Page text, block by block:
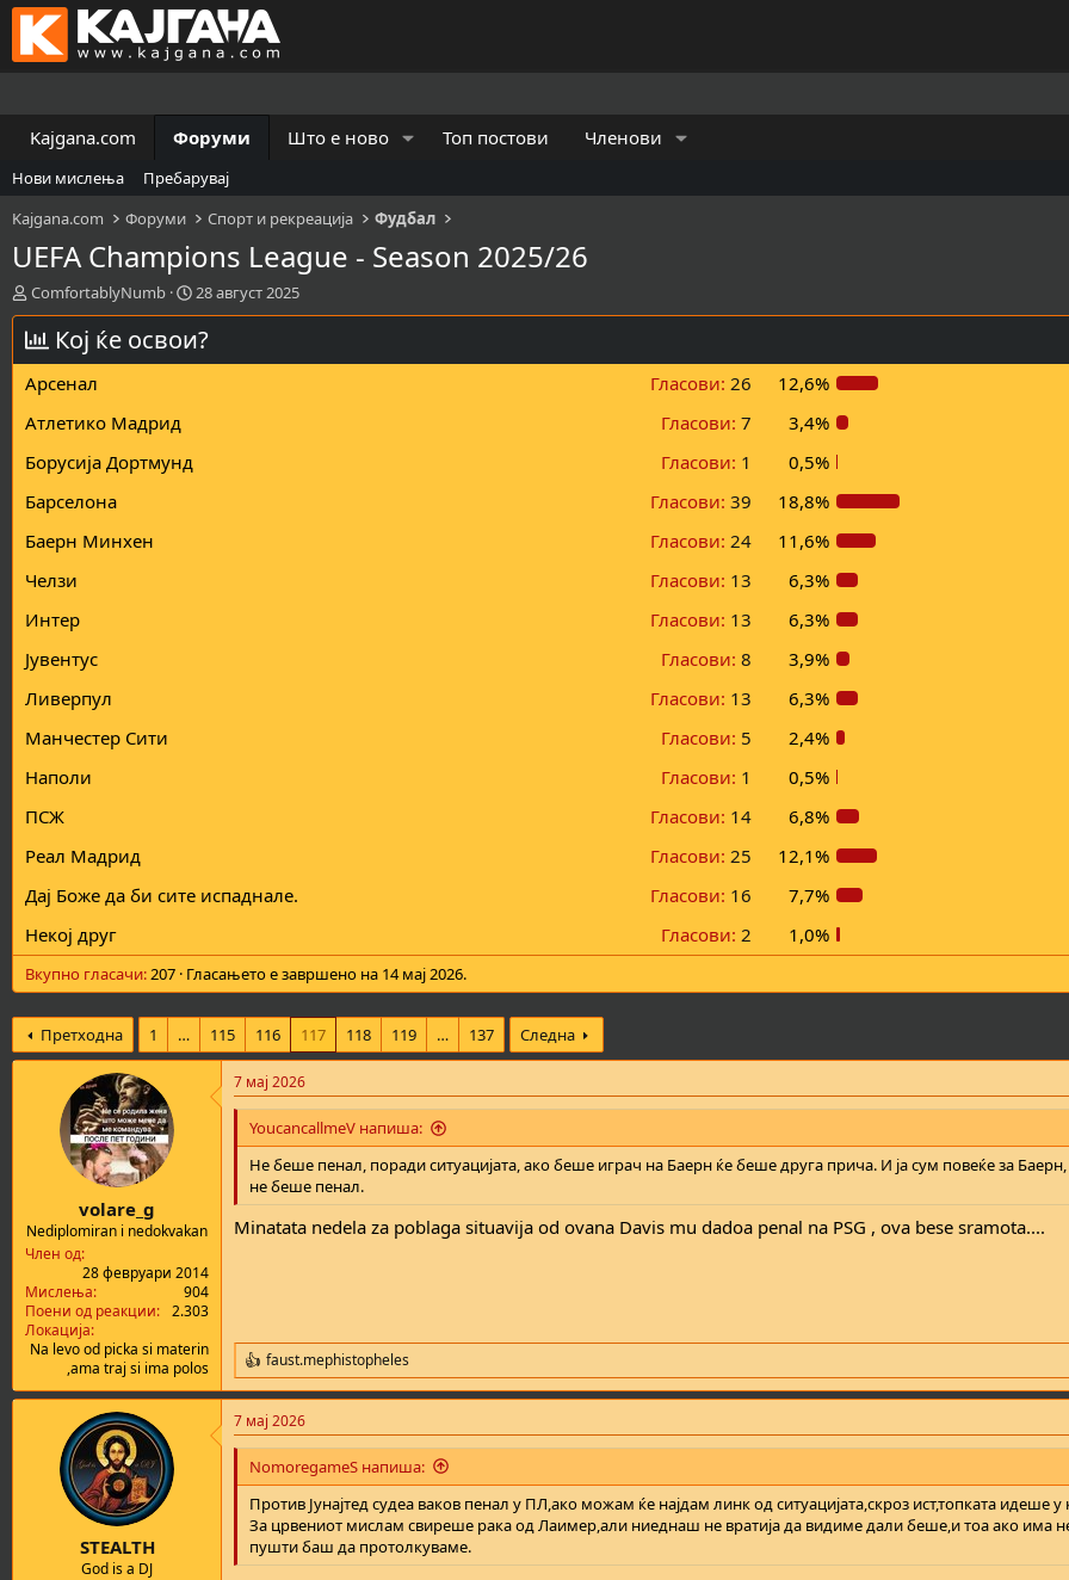
Kajgana.com Форуми Што е ново Топ постови Членови
Нови мислења
Пребарувај
Kajgana.com
Форуми Спорт и рекреација Фудбал
UEFA Champions League - Season 2025/26
К
р
е
а
т
о
р
а
е
а
т
а
ComfortablyNumb
В
р
е
м
28 август 2025
Кој ќе освои?
Арсенал Гласови: 26
12,6%
Атлетико Мадрид
Гласови: 7
3,4%
Борусија Дортмунд
Гласови: 1
0,5%
Барселона
Гласови: 39
18,8%
Баерн Минхен
Гласови: 24
11,6%
Челзи
Гласови: 13
6,3%
Интер
Гласови: 13
6,3%
Јувентус
Гласови: 8
3,9%
Ливерпул
Гласови: 13
6,3%
Манчестер Сити
Гласови: 5
2,4%
Наполи
Гласови: 1
0,5%
ПСЖ
Гласови: 14
6,8%
Реал Мадрид
Гласови: 25
12,1%
Дај Боже да би сите испаднале.
Гласови: 16
7,7%
Некој друг
Гласови: 2 1,0%
Вкупно гласачи 207 Гласањето е завршено на 14 мај 2026.
Претходна 1 … 115 116 117 118 119 … 137 Следна
volare_g
Nediplomiran i nedokvakan
Член од
28 февруари 2014
Мислења
904
Поени од реакции
2.303
Локација
Na levo od picka si materin
,ama traj si ima polos
7 мај 2026
YoucancallmeV напиша:
Не беше пенал, поради ситуацијата, ако беше играч на Баерн ќе беше друга прича. И ја сум повеќе за
не беше пенал.
Minatata nedela za poblaga situavija od ovana Davis mu dadoa penal na PSG , ova bese sramota....
R
e
a
c
t
o
faust.mephistopheles
STEALTH
God is a DJ
7 мај 2026
NomoregameS напиша:
Против Јунајтед судеа ваков пенал у ПЛ,ако можам ќе најдам линк од ситуацијата,скроз ист,топката идеше у
За црвениот мислам свиреше рака од Лаимер,али ниеднаш не вратија да видиме дали беше,и тоа ако има
пушти баш да протолкуваме.